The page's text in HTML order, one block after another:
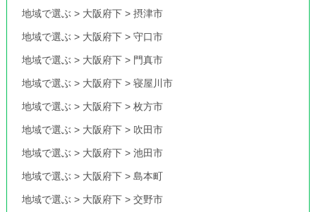
地域で選ぶ > 大阪府下 >摂津市
地域で選ぶ > 大阪府下 >守口市
地域で選ぶ > 大阪府下 > 門真市
地域で選ぶ > 大阪府下 >寝屋川市
地域で選ぶ > 大阪府下 >枚方市
地域で選ぶ > 大阪府下 > 吹田市
地域で選ぶ > 大阪府下 >池田市
地域で選ぶ > 大阪府下 >島本町
地域で選ぶ > 大阪府下 >交野市